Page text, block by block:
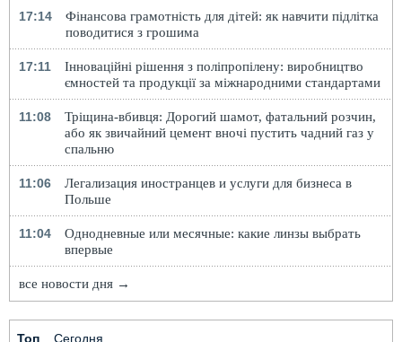
17:14
Фінансова грамотність для дітей: як навчити підлітка
поводитися з грошима
17:11
Інноваційні рішення з поліпропілену: виробництво
ємностей та продукції за міжнародними стандартами
11:08
Тріщина-вбивця: Дорогий шамот, фатальний розчин,
або як звичайний цемент вночі пустить чадний газ у
спальню
11:06
Легализация иностранцев и услуги для бизнеса в
Польше
11:04
Однодневные или месячные: какие линзы выбрать
впервые
все новости дня →
Топ Сегодня